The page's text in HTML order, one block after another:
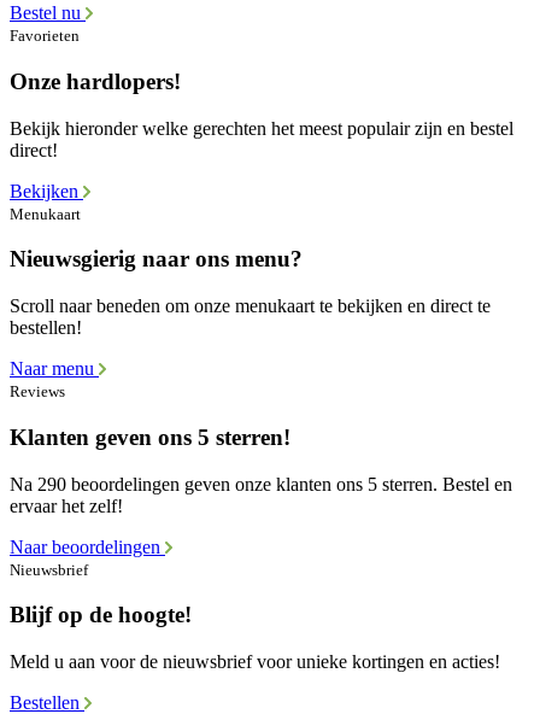
Bestel nu
Favorieten
Onze hardlopers!
Bekijk hieronder welke gerechten het meest populair zijn en bestel
direct!
Bekijken
Menukaart
Nieuwsgierig naar ons menu?
Scroll naar beneden om onze menukaart te bekijken en direct te
bestellen!
Naar menu
Reviews
Klanten geven ons 5 sterren!
Na 290 beoordelingen geven onze klanten ons 5 sterren. Bestel en
ervaar het zelf!
Naar beoordelingen
Nieuwsbrief
Blijf op de hoogte!
Meld u aan voor de nieuwsbrief voor unieke kortingen en acties!
Bestellen